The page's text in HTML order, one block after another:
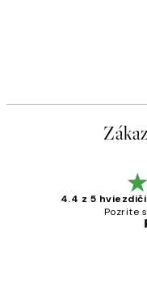
4.4 z 5
Pozrite